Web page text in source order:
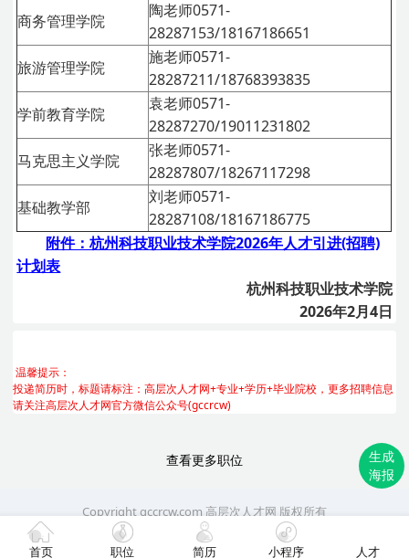
生成
海报
商务管理学院
陶老师0571-
28287153/18167186651
旅游管理学院
施老师0571-
28287211/18768393835
学前教育学院
袁老师0571-
28287270/19011231802
马克思主义学院
张老师0571-
28287807/18267117298
基础教学部
刘老师0571-
28287108/18167186775
附件：杭州科技职业技术学院2026年人才引进(招聘)
计划表
杭州科技职业技术学院
2026年2月4日
温馨提示：
投递简历时，标题请标注：高层次人才网+专业+学历+毕业院校，更多招聘信息
请关注高层次人才网官方微信公众号(gccrcw)
查看更多职位
Copyright gccrcw.com 高层次人才网 版权所有
首页 职位 简历 小程序 人才